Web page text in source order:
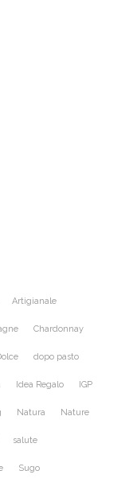
Artigianale
Chardonnay
dopo pasto
Idea Regalo IGP
Natura Nature
salute
Sugo